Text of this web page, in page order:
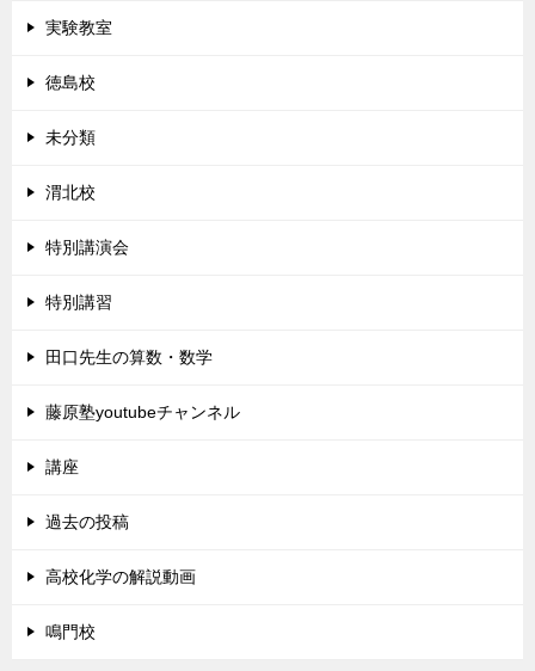
実験教室
徳島校
未分類
渭北校
特別講演会
特別講習
田口先生の算数・数学
藤原塾youtubeチャンネル
講座
過去の投稿
高校化学の解説動画
鳴門校